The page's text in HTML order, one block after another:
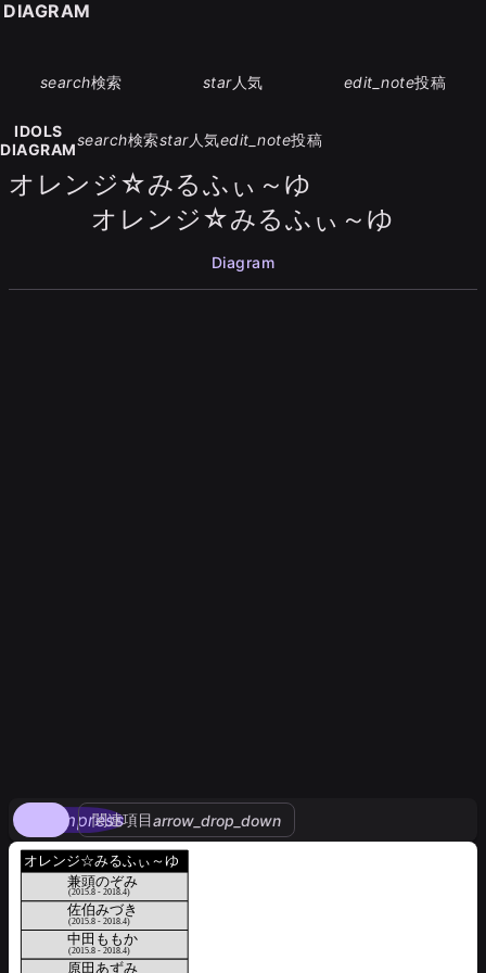
search検索 star人気 edit_note投稿
IDOLS
DIAGRAM
search検索star人気edit_note投稿
オレンジ☆みるふぃ～ゆ
オレンジ☆みるふぃ～ゆ
Diagram
compress
関連項目arrow_drop_down